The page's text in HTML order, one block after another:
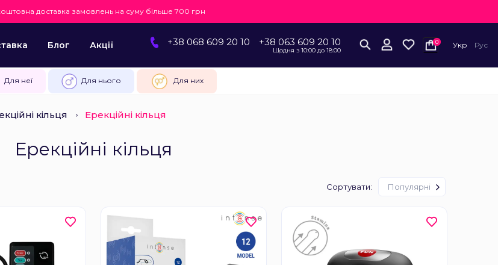
доставка замовлень на суму більше 700 грн
Блог Акції +38 068 609 20 10 +38 063 609 20 10
Щодня з 10:00 до 18:00
0 Укр Рус
Для неї Для нього Для них
кільця Ерекційні кільця
Ерекційні кільця
Сортувати: Популярні